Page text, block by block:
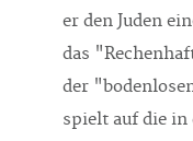
er den Juden
das
der
spielt auf die